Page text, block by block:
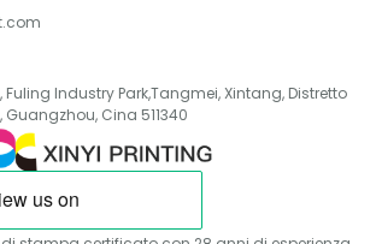
Fuling Industry Park,Tangmei, Xintang, Distretto
Cina 511340